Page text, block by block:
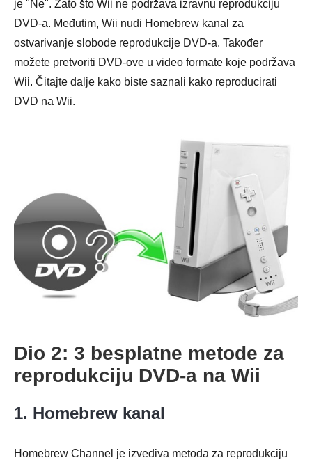
je "Ne". Zato što Wii ne podržava izravnu reprodukciju
DVD-a. Međutim, Wii nudi Homebrew kanal za
ostvarivanje slobode reprodukcije DVD-a. Također
možete pretvoriti DVD-ove u video formate koje podržava
Wii. Čitajte dalje kako biste saznali kako reproducirati
DVD na Wii.
Dio 2: 3 besplatne metode za
reprodukciju DVD-a na Wii
1. Homebrew kanal
Homebrew Channel je izvediva metoda za reprodukciju